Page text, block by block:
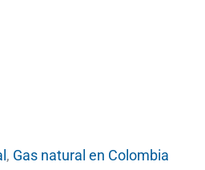
, Gas natural en Colombia